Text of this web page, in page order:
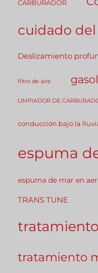
CARBURADOR
cuidado
Deslizamiento
filtro de aire
LIMPIADOR DE
conducción bajo la
espuma
espuma de mar en
TRANS TUNE
tratamiento